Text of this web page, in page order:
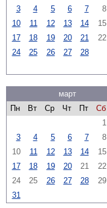
3
4 5 6 7 8
10
11 12 13 14 15
17
18 19 20 21 22
24
25 26 27 28
март
Пн
Вт Ср Чт Пт Сб
1
3
4 5 6 7 8
10
11 12 13 14 15
17
18 19 20 21 22
24
25 26 27 28 29
31